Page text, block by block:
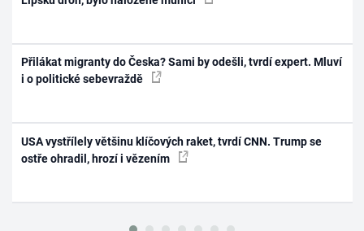
Přilákat migranty do Česka? Sami by odešli, tvrdí expert. Mluví
i o politické sebevraždě
USA vystřílely většinu klíčových raket, tvrdí CNN. Trump se
ostře ohradil, hrozí i vězením